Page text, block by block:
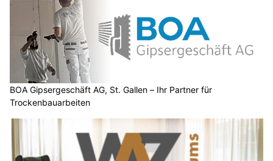
BOA Gipsergeschäft AG, St. Gallen – Ihr Partner für
Trockenbauarbeiten